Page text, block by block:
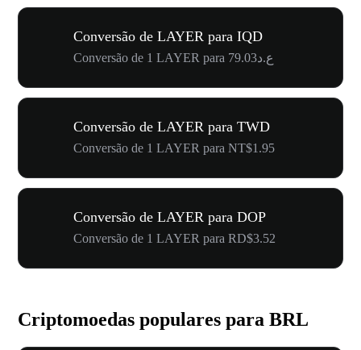
Conversão de LAYER para IQD
Conversão de 1 LAYER para ع.د79.03
Conversão de LAYER para TWD
Conversão de 1 LAYER para NT$1.95
Conversão de LAYER para DOP
Conversão de 1 LAYER para RD$3.52
Criptomoedas populares para BRL